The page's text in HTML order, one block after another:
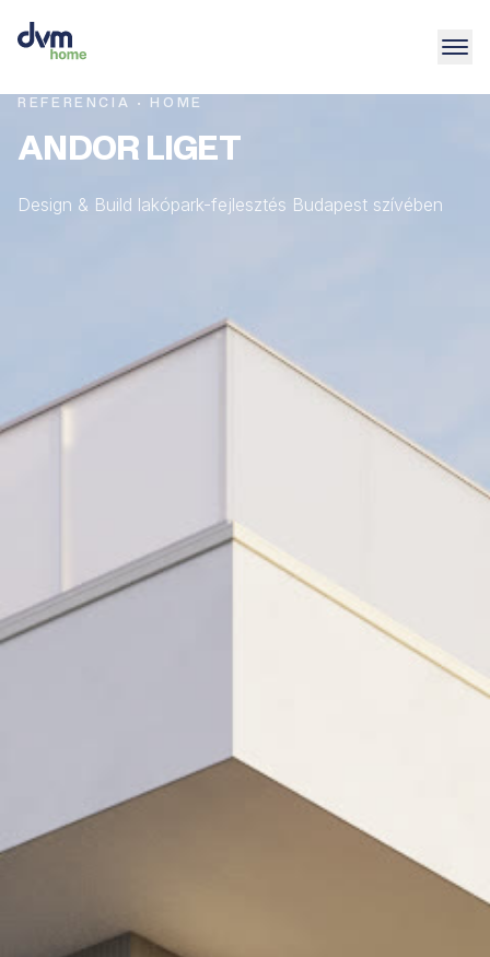
REFERENCIA · HOME
ANDOR LIGET
Design & Build lakópark-fejlesztés Budapest szívében